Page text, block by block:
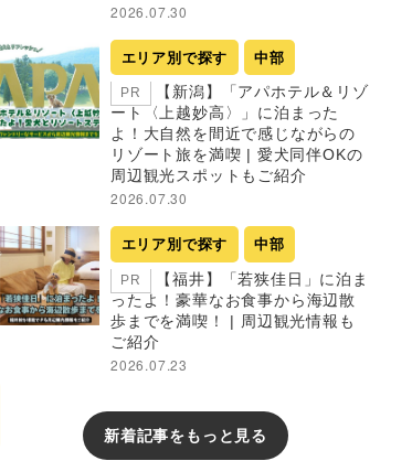
2026.07.30
エリア別で探す 中部
PR
【新潟】「アパホテル＆リゾ
ート〈上越妙高〉」に泊まった
よ！大自然を間近で感じながらの
リゾート旅を満喫 | 愛犬同伴OKの
周辺観光スポットもご紹介
2026.07.30
エリア別で探す 中部
PR
【福井】「若狭佳日」に泊ま
ったよ！豪華なお食事から海辺散
歩までを満喫！ | 周辺観光情報も
ご紹介
2026.07.23
新着記事をもっと見る